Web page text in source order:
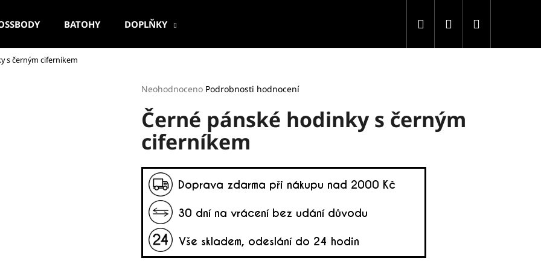
BATOHY DOPLŇKY Hledat Přihlášení
s černým ciferníkem
Průměrné
produktu
je
z
hvězdiček.
Neohodnoceno Podrobnosti hodnocení
Černé pánské hodinky s černým
ciferníkem
Co potřebujete najít?